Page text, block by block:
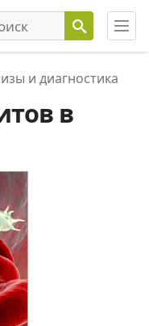
и диагностика
в